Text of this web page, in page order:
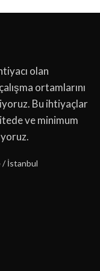
olan
ortamlarını
Bu ihtiyaçlar
ve minimum
/ İstanbul